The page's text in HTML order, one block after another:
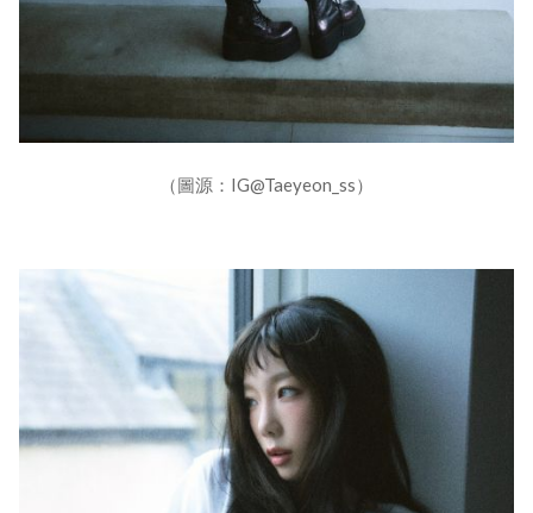
（圖源：IG@Taeyeon_ss）